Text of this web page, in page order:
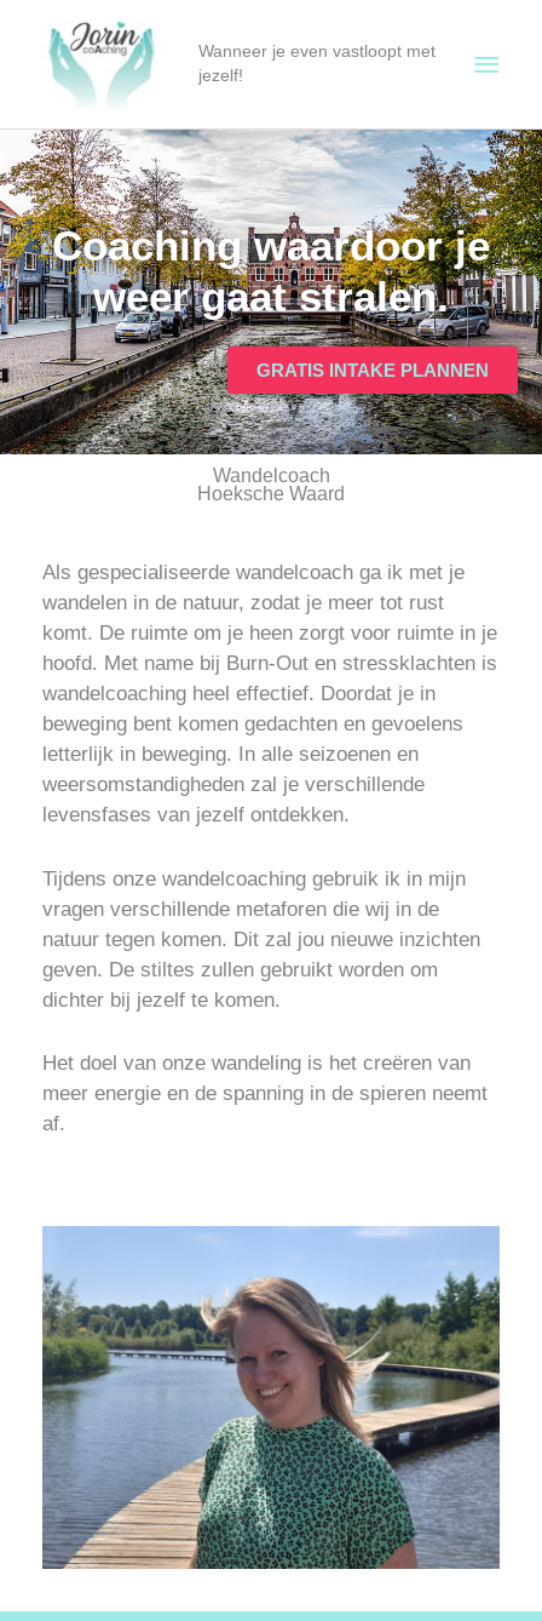
Wanneer je even vastloopt met
jezelf!
Coaching waardoor je
weer gaat stralen.
GRATIS INTAKE PLANNEN
Wandelcoach
Hoeksche Waard
Als gespecialiseerde wandelcoach ga ik met je
wandelen in de natuur, zodat je meer tot rust
komt. De ruimte om je heen zorgt voor ruimte in je
hoofd. Met name bij Burn-Out en stressklachten is
wandelcoaching heel effectief. Doordat je in
beweging bent komen gedachten en gevoelens
letterlijk in beweging.
In alle seizoenen en
weersomstandigheden zal je verschillende
levensfases van jezelf ontdekken.
Tijdens onze wandelcoaching gebruik ik in mijn
vragen verschillende metaforen die wij in de
natuur tegen komen. Dit zal jou nieuwe inzichten
geven. De stiltes zullen gebruikt worden om
dichter bij jezelf te komen.
Het doel van onze wandeling is het creëren van
meer energie en de spanning in de spieren neemt
af.